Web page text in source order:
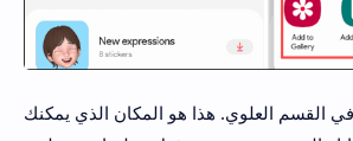
القسم العلوي. هذا هو المكان الذي يمكنك